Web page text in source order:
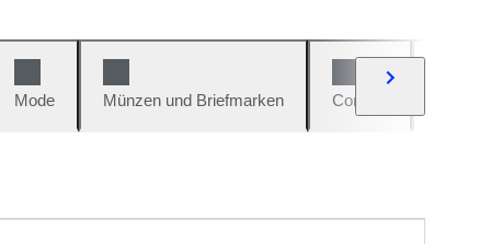
Mode Münzen und Briefmarken Comics